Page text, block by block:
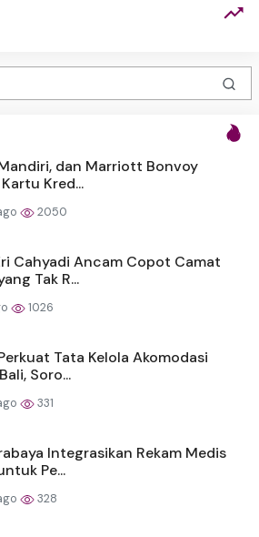
dan Marriott Bonvoy
Kred...
2050
Cahyadi Ancam Copot Camat
Tak R...
1026
Tata Kelola Akomodasi
Soro...
331
Integrasikan Rekam Medis
Pe...
328